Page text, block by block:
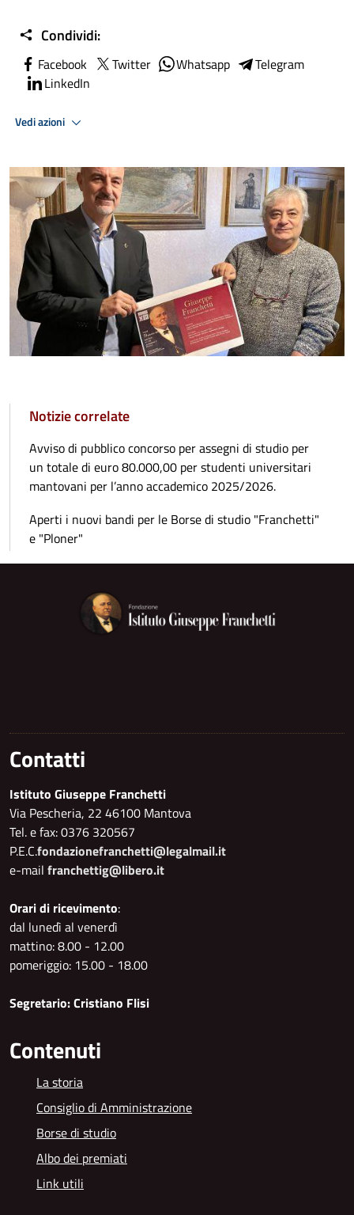
Condividi:
Facebook Twitter Whatsapp
Telegram
LinkedIn
Vedi azioni
Notizie correlate
Avviso di pubblico concorso per assegni di studio per
un totale di euro 80.000,00 per studenti universitari
mantovani per l’anno accademico 2025/2026.
Aperti i nuovi bandi per le Borse di studio "Franchetti"
e "Ploner"
Contatti
Istituto Giuseppe Franchetti
Via Pescheria, 22 46100 Mantova
Tel. e fax: 0376 320567
P.E.C.fondazionefranchetti@legalmail.it
e-mail franchettig@libero.it
Orari di ricevimento:
dal lunedì al venerdì
mattino: 8.00 - 12.00
pomeriggio: 15.00 - 18.00
Segretario: Cristiano Flisi
Contenuti
La storia
Consiglio di Amministrazione
Borse di studio
Albo dei premiati
Link utili